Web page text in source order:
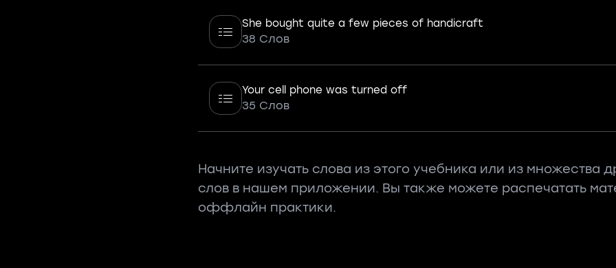
She bought quite a few pieces of handicraft
38 Слов
Your cell phone was turned off
35 Слов
Начните изучать слова из этого учебника или из множества
слов в нашем приложении. Вы также можете распечатать
оффлайн практики.